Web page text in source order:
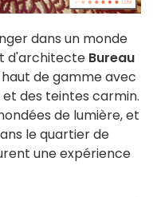
dans un monde
d'architecte Bureau
de gamme avec
des teintes carmin.
de lumière, et
le quartier de
une expérience